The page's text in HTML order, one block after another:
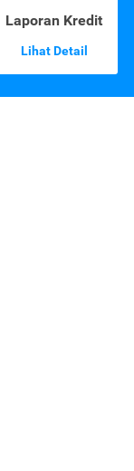
Laporan Kredit
Lihat Detail